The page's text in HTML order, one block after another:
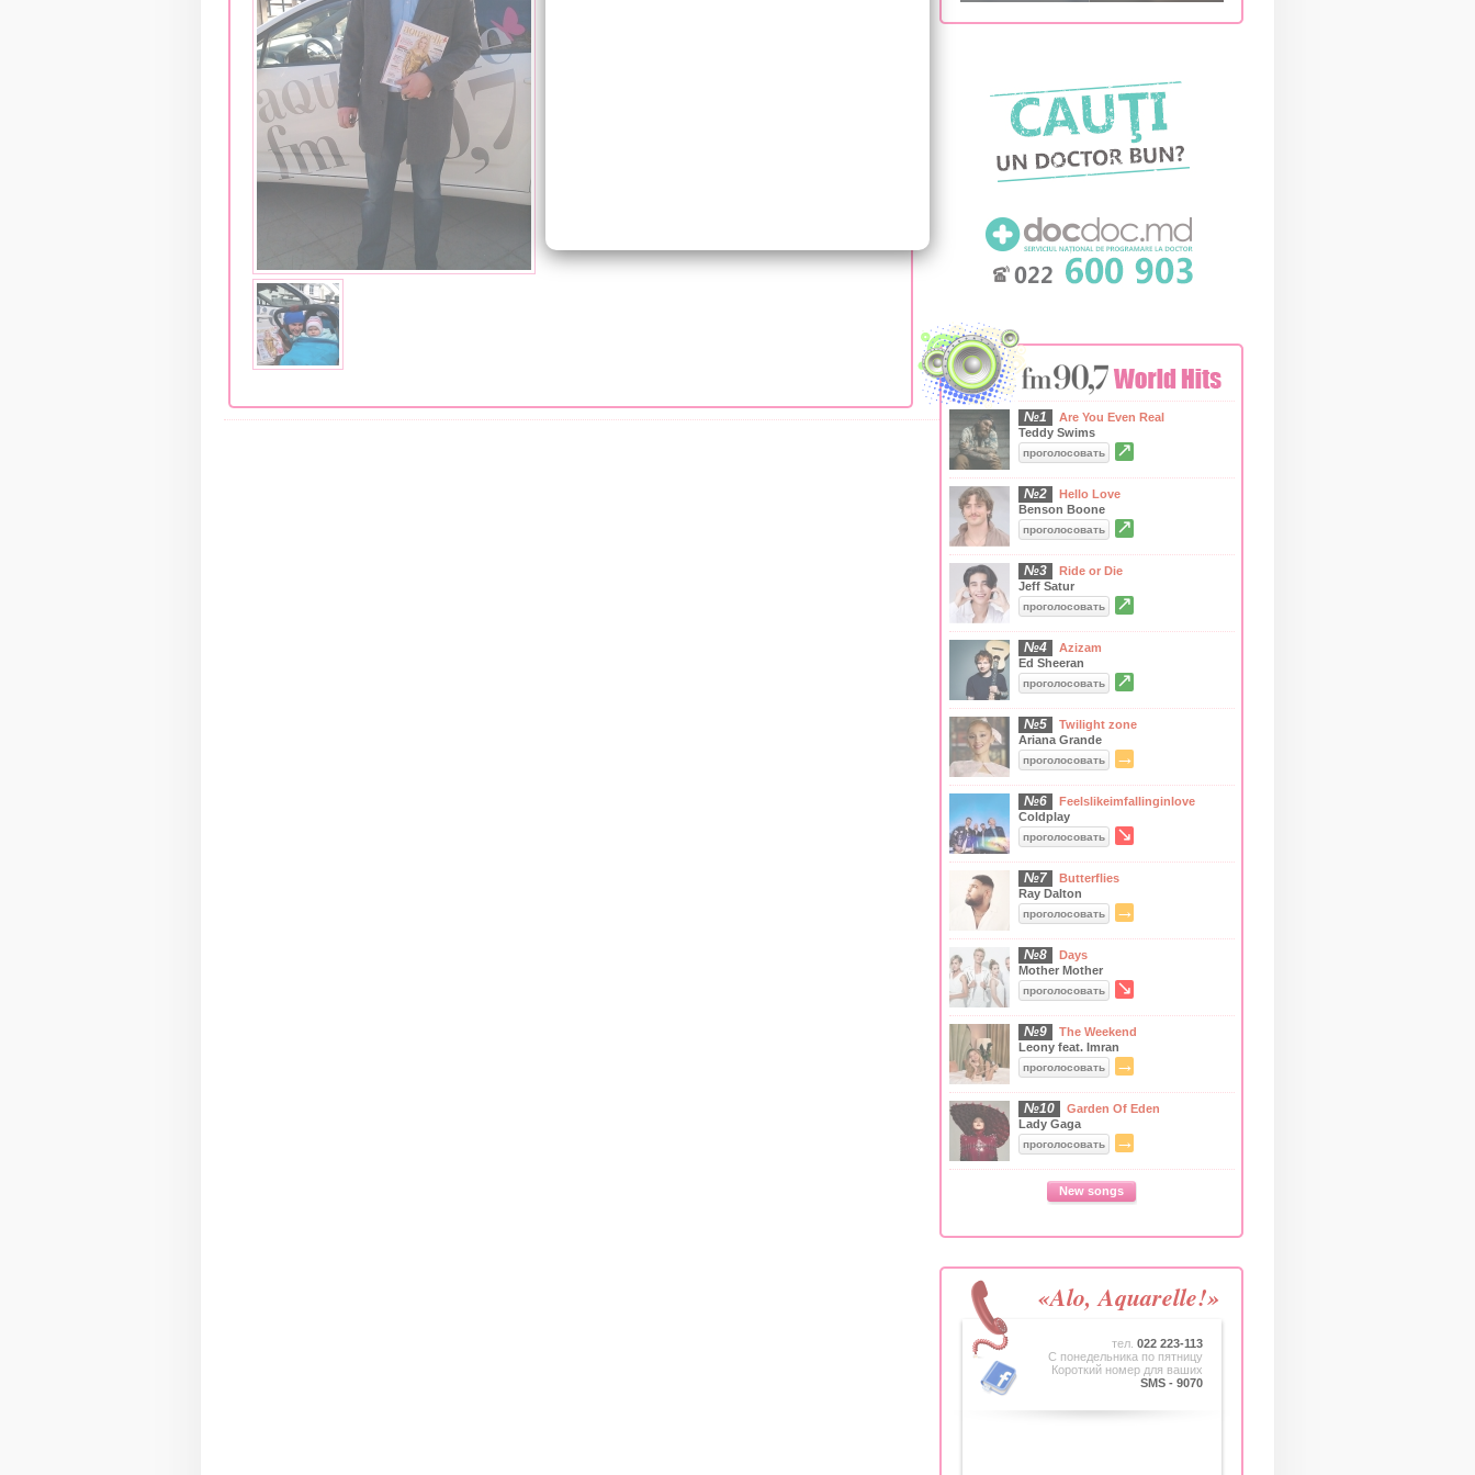
№1
Are You Even Real
Teddy Swims
проголосовать ↗
№2
Hello Love
Benson Boone
проголосовать ↗
№3
Ride or Die
Jeff Satur
проголосовать ↗
№4
Azizam
Ed Sheeran
проголосовать ↗
№5
Twilight zone
Ariana Grande
проголосовать →
№6
Feelslikeimfallinginlove
Coldplay
проголосовать ↘
№7
Butterflies
Ray Dalton
проголосовать →
№8
Days
Mother Mother
проголосовать ↘
№9
The Weekend
Leony feat. Imran
проголосовать →
№10
Garden Of Eden
Lady Gaga
проголосовать →
New songs
«Alo, Aquarelle!»
тел. 022 223-113
C понедельника по пятницу
Короткий номер для ваших
SMS - 9070